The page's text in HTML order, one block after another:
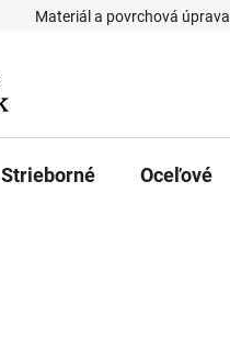
Materiál a povrchová úprava
Strieborné Oceľové